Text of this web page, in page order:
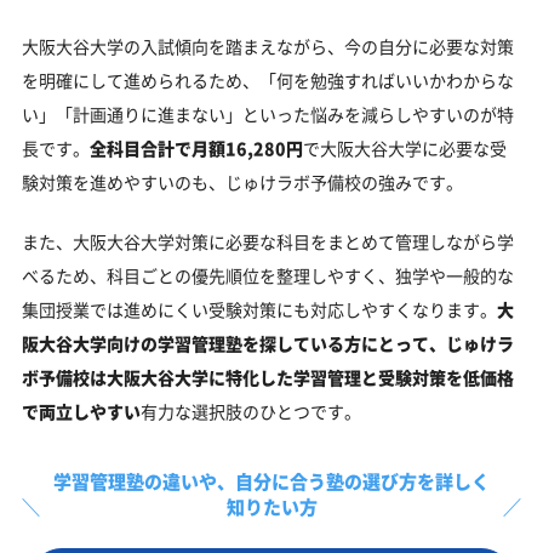
大阪大谷大学の入試傾向を踏まえながら、今の自分に必要な対策
を明確にして進められるため、「何を勉強すればいいかわからな
い」「計画通りに進まない」といった悩みを減らしやすいのが特
長です。 全科目合計で月額16,280円で大阪大谷大学に必要な受
験対策を進めやすいのも、じゅけラボ予備校の強みです。
また、大阪大谷大学対策に必要な科目をまとめて管理しながら学
べるため、科目ごとの優先順位を整理しやすく、独学や一般的な
集団授業では進めにくい受験対策にも対応しやすくなります。 大
阪大谷大学向けの学習管理塾を探している方にとって、じゅけラ
ボ予備校は大阪大谷大学に特化した学習管理と受験対策を低価格
で両立しやすい有力な選択肢のひとつです。
学習管理塾の違いや、 自分に合う塾の選び方を詳しく
知りたい方